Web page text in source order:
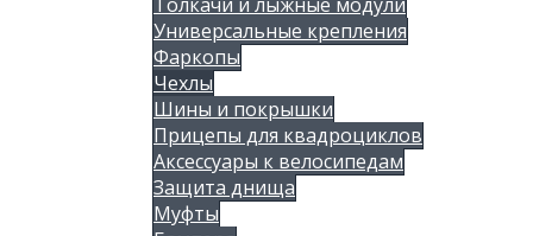
Универсальные крепления
Фаркопы
Чехлы
Шины и покрышки
Прицепы для квадроциклов
Аксессуары к велосипедам
Защита днища
Муфты